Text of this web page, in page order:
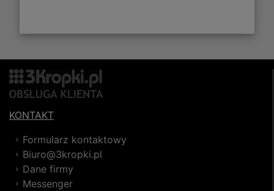
KONTAKT
Formularz kontaktowy
Biuro@3kropki.pl
Dane firmy
Messenger